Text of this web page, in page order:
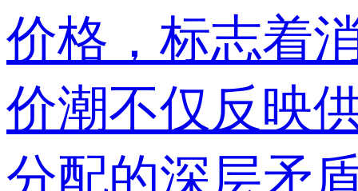
价格，标志着
价潮不仅反映
分配的深层矛